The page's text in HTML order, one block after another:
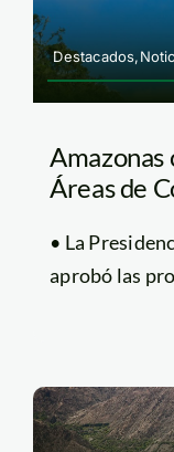
Amazonas
Áreas de
• La
aprobó las